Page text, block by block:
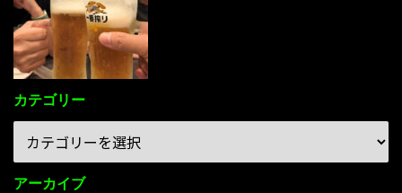
カテゴリー
アーカイブ